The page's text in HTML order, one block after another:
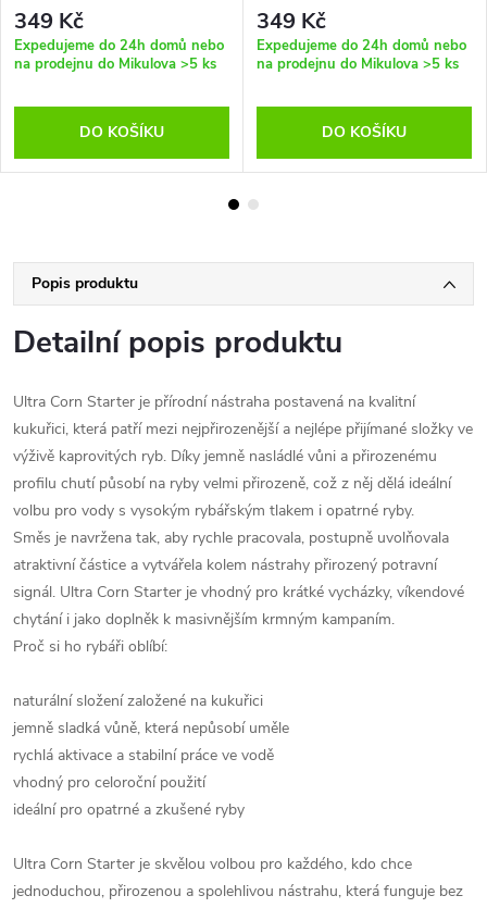
349 Kč
Expedujeme do 24h domů nebo
na prodejnu do Mikulova >5 ks
DO KOŠÍKU
349 Kč
Expedujeme do 24h domů nebo
na prodejnu do Mikulova >5 ks
DO KOŠÍKU
Popis produktu
Detailní popis produktu
Ultra Corn Starter je přírodní nástraha postavená na kvalitní
kukuřici, která patří mezi nejpřirozenější a nejlépe přijímané složky ve
výživě kaprovitých ryb. Díky jemně nasládlé vůni a přirozenému
profilu chutí působí na ryby velmi přirozeně, což z něj dělá ideální
volbu pro vody s vysokým rybářským tlakem i opatrné ryby.
Směs je navržena tak, aby rychle pracovala, postupně uvolňovala
atraktivní částice a vytvářela kolem nástrahy přirozený potravní
signál. Ultra Corn Starter je vhodný pro krátké vycházky, víkendové
chytání i jako doplněk k masivnějším krmným kampaním.
Proč si ho rybáři oblíbí:
naturální složení založené na kukuřici
jemně sladká vůně, která nepůsobí uměle
rychlá aktivace a stabilní práce ve vodě
vhodný pro celoroční použití
ideální pro opatrné a zkušené ryby
Ultra Corn Starter je skvělou volbou pro každého, kdo chce
jednoduchou, přirozenou a spolehlivou nástrahu, která funguje bez